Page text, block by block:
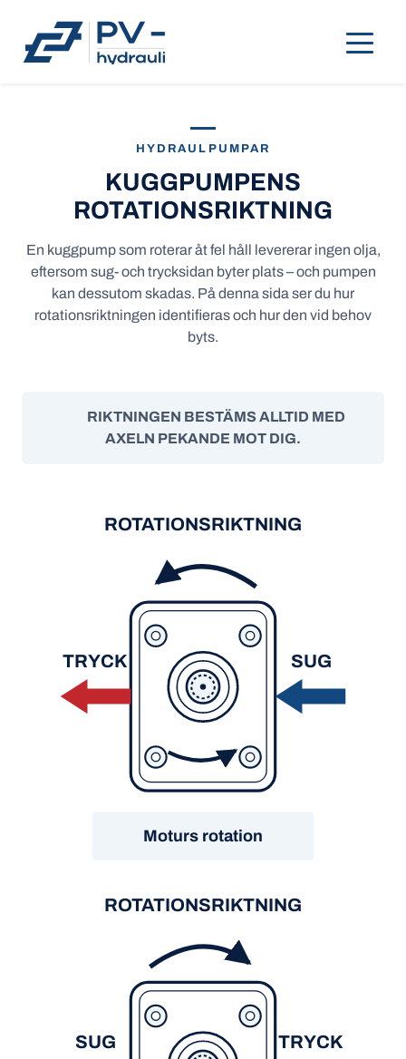
HYDRAULPUMPAR
KUGGPUMPENS
ROTATIONSRIKTNING
En kuggpump som roterar åt fel håll levererar ingen olja,
eftersom sug- och trycksidan byter plats – och pumpen
kan dessutom skadas. På denna sida ser du hur
rotationsriktningen identifieras och hur den vid behov
byts.
RIKTNINGEN BESTÄMS ALLTID MED
AXELN PEKANDE MOT DIG.
ROTATIONSRIKTNING
TRYCK SUG
Moturs rotation
ROTATIONSRIKTNING
SUG TRYCK